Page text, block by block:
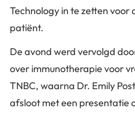
Technology in te zetten voor
patiënt.
De avond werd vervolgd
over immunotherapie voor
TNBC, waarna Dr. Emily
afsloot met een presentatie